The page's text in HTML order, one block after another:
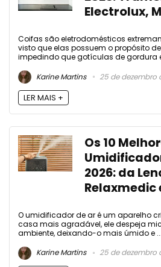
Electrolux,
Coifas são eletrodomésticos
visto que elas possuem o propósito
impedindo que gotículas de gordura
Karine Martins
25 de dezembro
LER MAIS +
Os 10
2026: da
Relaxmedic
O umidificador de ar é um aparelho
casa mais agradável, ele despeja
ambiente, deixando-o mais úmido e ...
Karine Martins
25 de dezembro